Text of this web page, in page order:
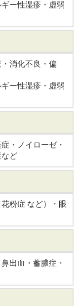
ー性湿疹・虚弱
消化不良・偏
ー性湿疹・虚弱
・ノイローゼ・
など
粉症 など）・眼
出血・蓄膿症・